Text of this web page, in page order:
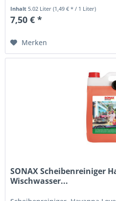
Inhalt 5.02 Liter(1,49 € * / 1 Liter)
7,50 € *
Merken
SONAX Scheibenreiniger
Wischwasser...